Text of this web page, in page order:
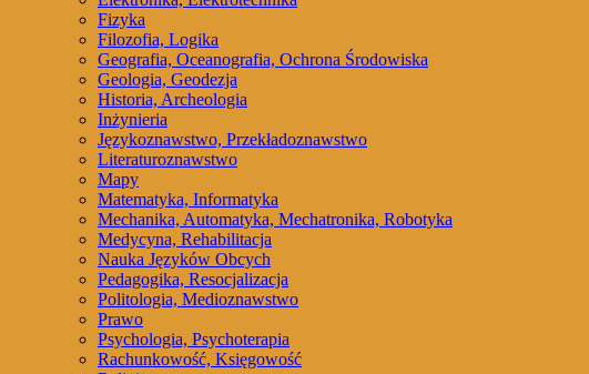
Fizyka
Filozofia, Logika
Geografia, Oceanografia, Ochrona Środowiska
Geologia, Geodezja
Historia, Archeologia
Inżynieria
Językoznawstwo, Przekładoznawstwo
Literaturoznawstwo
Mapy
Matematyka, Informatyka
Mechanika, Automatyka, Mechatronika, Robotyka
Medycyna, Rehabilitacja
Nauka Języków Obcych
Pedagogika, Resocjalizacja
Politologia, Medioznawstwo
Prawo
Psychologia, Psychoterapia
Rachunkowość, Księgowość